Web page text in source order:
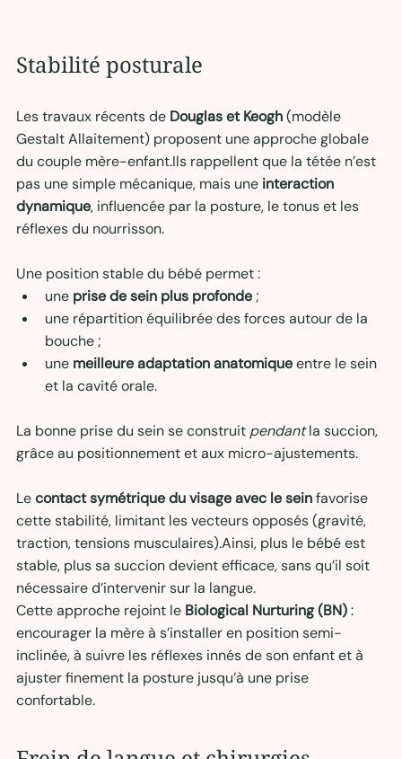
Stabilité posturale
Les travaux récents de Douglas et Keogh (modèle
Gestalt Allaitement) proposent une approche globale
du couple mère-enfant.Ils rappellent que la tétée n’est
pas une simple mécanique, mais une interaction
dynamique, influencée par la posture, le tonus et les
réflexes du nourrisson.
Une position stable du bébé permet :
une prise de sein plus profonde ;
une répartition équilibrée des forces autour de la
bouche ;
une meilleure adaptation anatomique entre le sein
et la cavité orale.
La bonne prise du sein se construit pendant la succion,
grâce au positionnement et aux micro-ajustements.
Le contact symétrique du visage avec le sein favorise
cette stabilité, limitant les vecteurs opposés (gravité,
traction, tensions musculaires).Ainsi, plus le bébé est
stable, plus sa succion devient efficace, sans qu’il soit
nécessaire d’intervenir sur la langue.
Cette approche rejoint le Biological Nurturing (BN) :
encourager la mère à s’installer en position semi-
inclinée, à suivre les réflexes innés de son enfant et à
ajuster finement la posture jusqu’à une prise
confortable.